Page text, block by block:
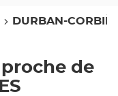
DURBAN-
de